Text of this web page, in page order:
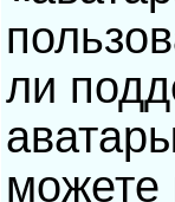
ли
можете